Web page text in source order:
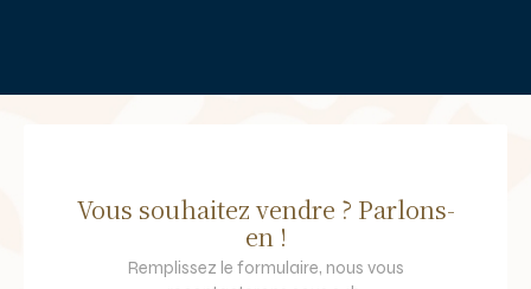
Vous souhaitez vendre ? Parlons-
en !
Remplissez le formulaire, nous vous